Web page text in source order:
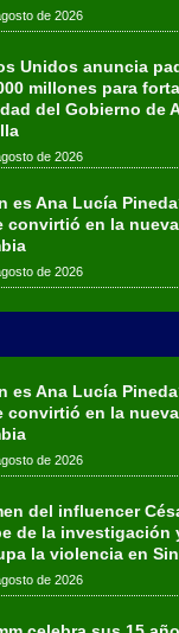
de 2026
Unidos anuncia
millones para
del Gobierno de
de 2026
es Ana Lucía
convirtió en la
de 2026
es Ana Lucía
convirtió en la
de 2026
del influencer
de la investigación
la violencia en
de 2026